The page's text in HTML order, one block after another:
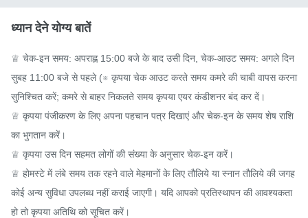
ध्यान देने योग्य बातें
♕ चेक-इन समय: अपराह्न 15:00 बजे के बाद उसी दिन, चेक-आउट समय: अगले दिन
सुबह 11:00 बजे से पहले (※ कृपया चेक आउट करते समय कमरे की चाबी वापस करना
सुनिश्चित करें; कमरे से बाहर निकलते समय कृपया एयर कंडीशनर बंद कर दें।
♕ कृपया पंजीकरण के लिए अपना पहचान पत्र दिखाएं और चेक-इन के समय शेष राशि
का भुगतान करें।
♕ कृपया उस दिन सहमत लोगों की संख्या के अनुसार चेक-इन करें।
♕ होमस्टे में लंबे समय तक रहने वाले मेहमानों के लिए तौलिये या स्नान तौलिये की जगह
कोई अन्य सुविधा उपलब्ध नहीं कराई जाएगी। यदि आपको प्रतिस्थापन की आवश्यकता
हो तो कृपया अतिथि को सूचित करें।